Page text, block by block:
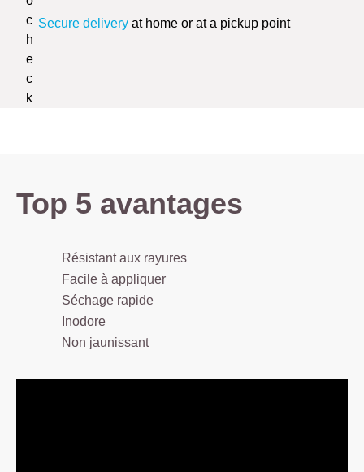
Secure delivery at home or at a pickup point
Top 5 avantages
Résistant aux rayures
Facile à appliquer
Séchage rapide
Inodore
Non jaunissant